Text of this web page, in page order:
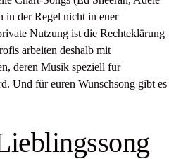
in der Regel nicht in euer
Nutzung ist die Rechteklärung
arbeiten deshalb mit
deren Musik speziell für
Und für euren Wunschsong gibt es